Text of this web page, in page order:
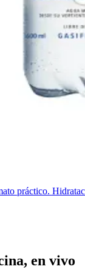
práctico.
en vivo